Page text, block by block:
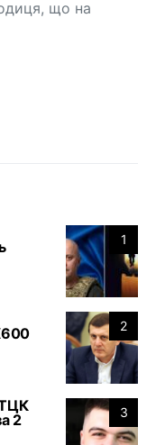
що на
1
2
3
2